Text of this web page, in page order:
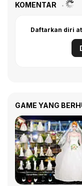
KOMENTAR
Daftarkan diri
GAME YANG